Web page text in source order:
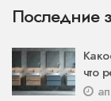
Последние
что